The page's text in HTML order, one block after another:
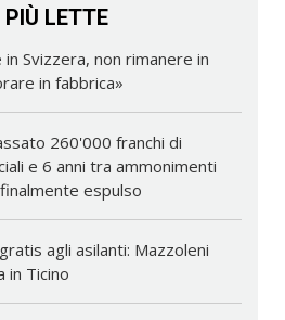
PIÙ LETTE
in Svizzera, non rimanere in
in fabbrica»
260'000 franchi di
e 6 anni tra ammonimenti
espulso
agli asilanti: Mazzoleni
in Ticino